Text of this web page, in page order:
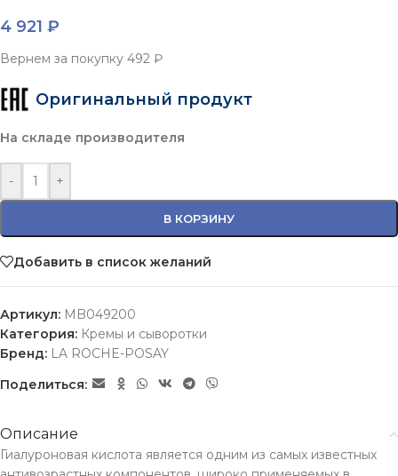
4 921 ₽
Вернем за покупку 492 ₽
Оригинальный продукт
На складе производителя
- +
В КОРЗИНУ
Добавить в список желаний
Артикул: MB049200
Категория: Кремы и сыворотки
Бренд: LA ROCHE-POSAY
Поделиться:
Описание
Гиалуроновая кислота является одним из самых известных